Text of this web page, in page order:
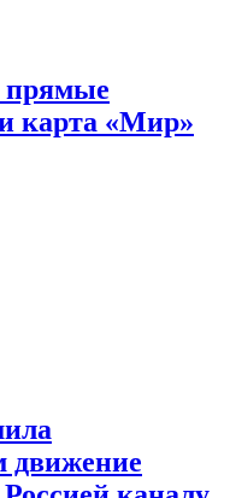
прямые
карта «Мир»
движение